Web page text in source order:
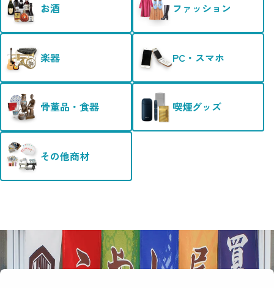
お酒 ファッション
楽器 PC・スマホ
骨董品・食器 喫煙グッズ
その他商材